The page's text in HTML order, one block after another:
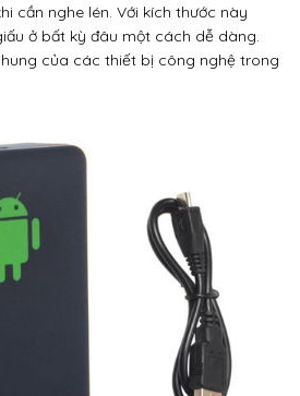
cần nghe lén. Với kích thước này
ở bất kỳ đâu một cách dễ dàng.
của các thiết bị công nghệ trong